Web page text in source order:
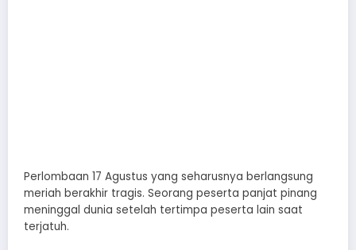
Perlombaan 17 Agustus yang seharusnya berlangsung
meriah berakhir tragis. Seorang peserta panjat pinang
meninggal dunia setelah tertimpa peserta lain saat
terjatuh.